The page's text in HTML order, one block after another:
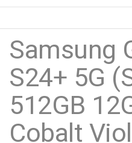
Samsung
S24+ 5G
512GB
Cobalt